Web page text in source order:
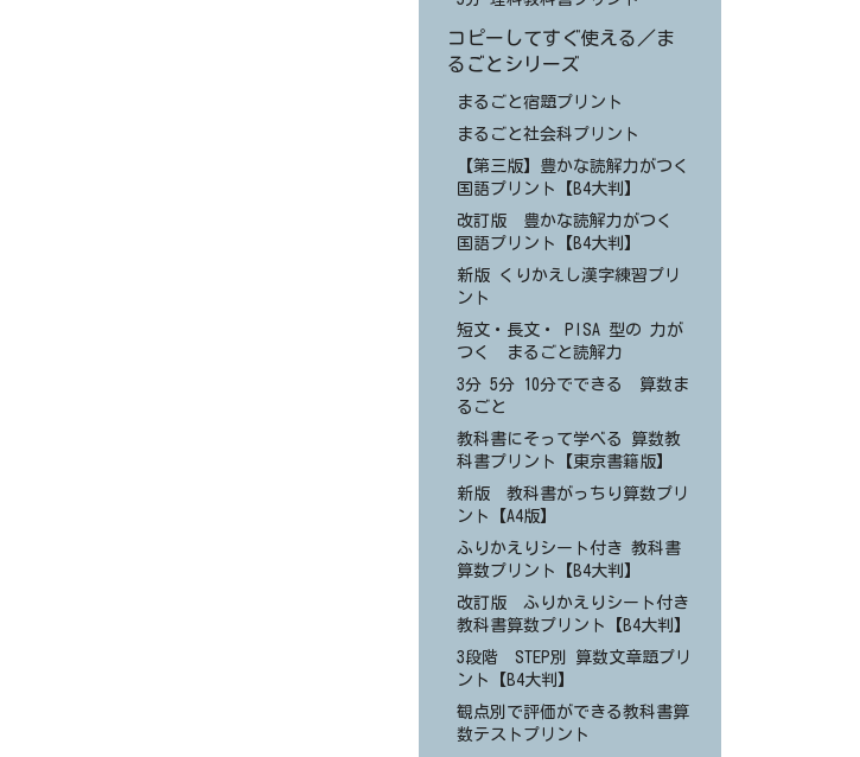
コピーしてすぐ使える／ま
るごとシリーズ
まるごと宿題プリント
まるごと社会科プリント
【第三版】豊かな読解力がつく
国語プリント【B4大判】
改訂版 豊かな読解力がつく
国語プリント【B4大判】
新版 くりかえし漢字練習プリ
ント
短文・長文・ PISA 型の 力が
つく まるごと読解力
3分 5分 10分でできる 算数ま
るごと
教科書にそって学べる 算数教
科書プリント【東京書籍版】
新版 教科書がっちり算数プリ
ント【A4版】
ふりかえりシート付き 教科書
算数プリント【B4大判】
改訂版 ふりかえりシート付き
教科書算数プリント【B4大判】
3段階 STEP別 算数文章題プリ
ント【B4大判】
観点別で評価ができる教科書算
数テストプリント